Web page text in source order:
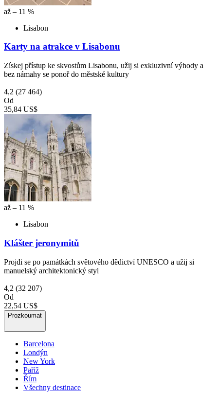
až – 11 %
Lisabon
Karty na atrakce v Lisabonu
Získej přístup ke skvostům Lisabonu, užij si exkluzivní výhody a
bez námahy se ponoř do městské kultury
4,2 (27 464)
Od
35,84 US$
až – 11 %
Lisabon
Klášter jeronymitů
Projdi se po památkách světového dědictví UNESCO a užij si
manuelský architektonický styl
4,2 (32 207)
Od
22,54 US$
Prozkoumat
Barcelona
Londýn
New York
Paříž
Řím
Všechny destinace